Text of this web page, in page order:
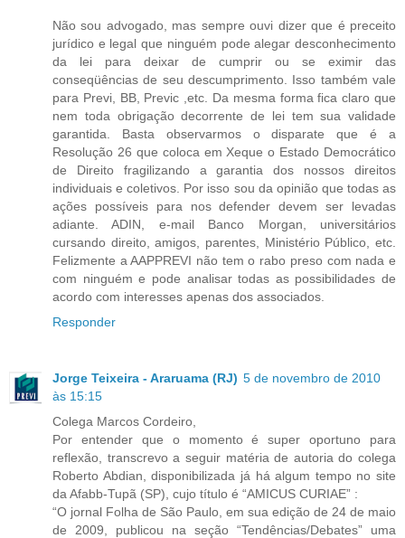
Não sou advogado, mas sempre ouvi dizer que é preceito
jurídico e legal que ninguém pode alegar desconhecimento
da lei para deixar de cumprir ou se eximir das
conseqüências de seu descumprimento. Isso também vale
para Previ, BB, Previc ,etc. Da mesma forma fica claro que
nem toda obrigação decorrente de lei tem sua validade
garantida. Basta observarmos o disparate que é a
Resolução 26 que coloca em Xeque o Estado Democrático
de Direito fragilizando a garantia dos nossos direitos
individuais e coletivos. Por isso sou da opinião que todas as
ações possíveis para nos defender devem ser levadas
adiante. ADIN, e-mail Banco Morgan, universitários
cursando direito, amigos, parentes, Ministério Público, etc.
Felizmente a AAPPREVI não tem o rabo preso com nada e
com ninguém e pode analisar todas as possibilidades de
acordo com interesses apenas dos associados.
Responder
Jorge Teixeira - Araruama (RJ) 5 de novembro de 2010
às 15:15
Colega Marcos Cordeiro,
Por entender que o momento é super oportuno para
reflexão, transcrevo a seguir matéria de autoria do colega
Roberto Abdian, disponibilizada já há algum tempo no site
da Afabb-Tupã (SP), cujo título é “AMICUS CURIAE” :
“O jornal Folha de São Paulo, em sua edição de 24 de maio
de 2009, publicou na seção “Tendências/Debates” uma